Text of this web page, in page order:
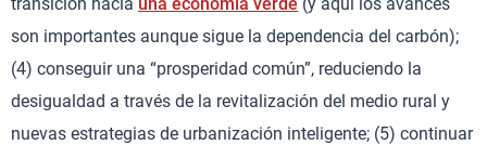
son importantes aunque sigue la dependencia del carbón);
(4) conseguir una “prosperidad común”, reduciendo la
desigualdad a través de la revitalización del medio rural y
nuevas estrategias de urbanización inteligente; (5) continuar